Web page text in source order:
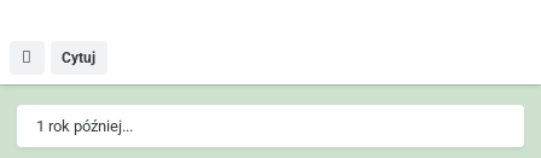
Cytuj
1 rok później...